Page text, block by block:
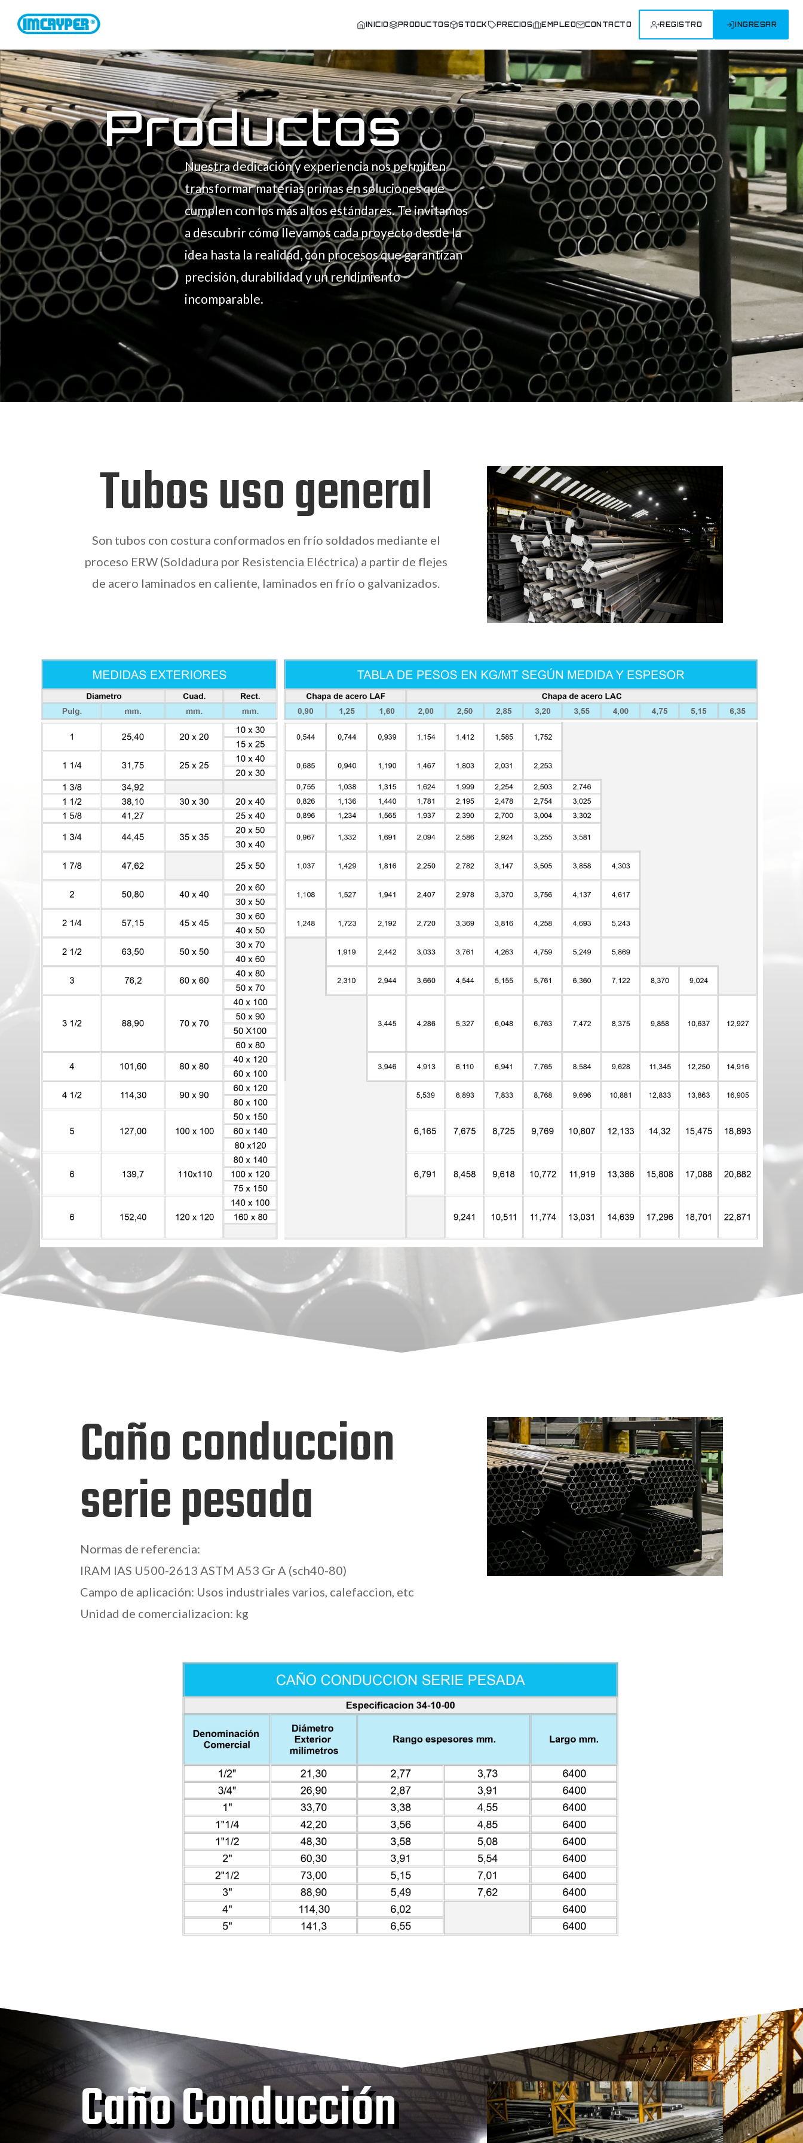
INICIO PRODUCTOS STOCK PRECIOS EMPLEO CONTACTO REGISTRO INGRESAR
Productos
Nuestra dedicación y experiencia nos permiten
transformar materias primas en soluciones que
cumplen con los más altos estándares. Te invitamos
a descubrir cómo llevamos cada proyecto desde la
idea hasta la realidad, con procesos que garantizan
precisión, durabilidad y un rendimiento
incomparable.
Tubos uso general
Son tubos con costura conformados en frío soldados mediante el
proceso ERW (Soldadura por Resistencia Eléctrica) a partir de flejes
de acero laminados en caliente, laminados en frío o galvanizados.
Caño conduccion
serie pesada
Normas de referencia:
IRAM IAS U500-2613 ASTM A53 Gr A (sch40-80)
Campo de aplicación: Usos industriales varios, calefaccion, etc
Unidad de comercializacion: kg
Caño Conducción